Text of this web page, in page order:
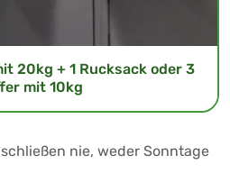
20kg + 1 Rucksack oder 3
mit 10kg
nie, weder Sonntage